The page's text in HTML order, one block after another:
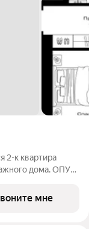
2-к квартира
дома. ОПУС
с
мне